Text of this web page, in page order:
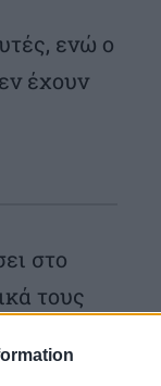
ενώ ο
έχουν
στο
τους
ότι